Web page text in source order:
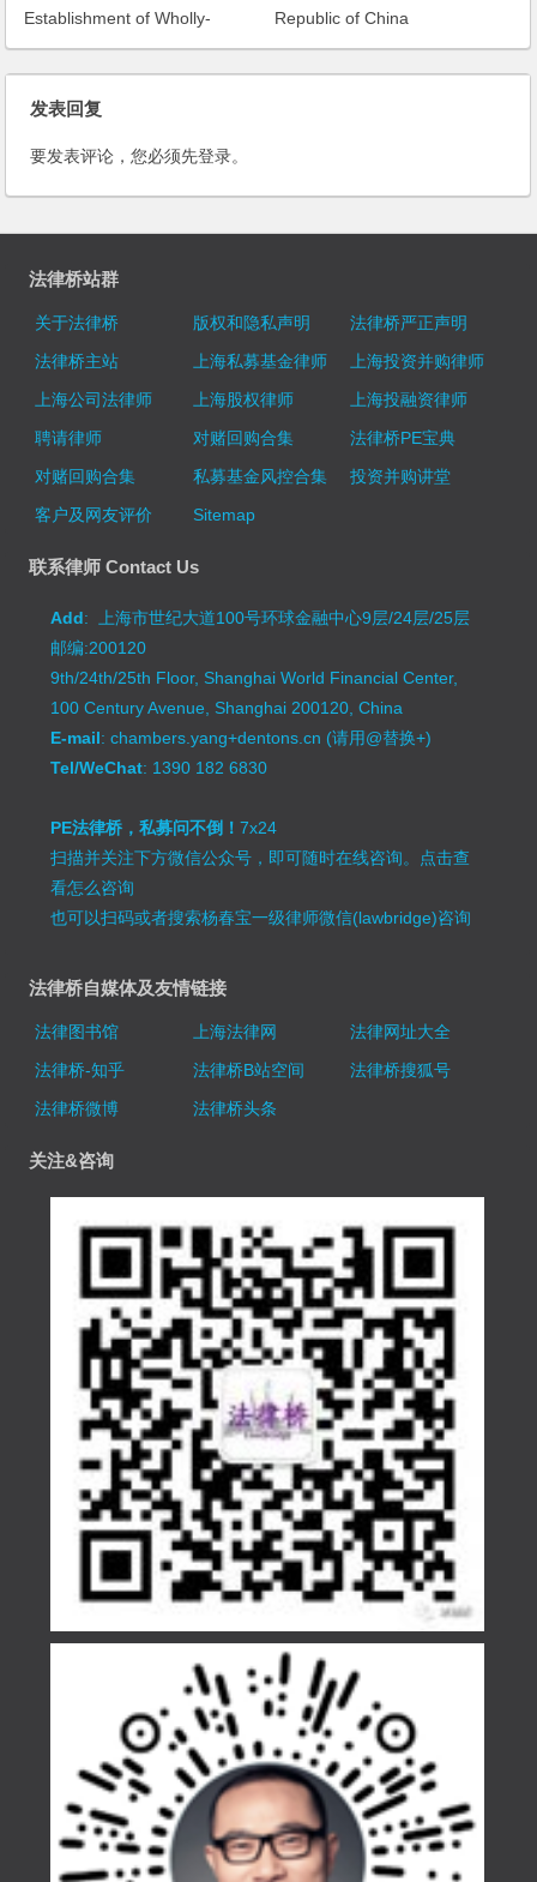
Establishment of Wholly-
Owned Foreign Enterprises
(WOFE)
Republic of China
发表回复
要发表评论，您必须先登录。
法律桥站群
关于法律桥 版权和隐私声明
法律桥严正声明
法律桥主站
上海私募基金律师
上海投资并购律师
上海公司法律师
上海股权律师
上海投融资律师
聘请律师
对赌回购合集
法律桥PE宝典
对赌回购合集
私募基金风控合集
投资并购讲堂
客户及网友评价
Sitemap
联系律师 Contact Us
Add: 上海市世纪大道100号环球金融中心9层/24层/25层
邮编:200120
9th/24th/25th Floor, Shanghai World Financial Center,
100 Century Avenue, Shanghai 200120, China
E-mail: chambers.yang+dentons.cn (请用@替换+)
Tel/WeChat: 1390 182 6830
PE法律桥，私募问不倒！7x24
扫描并关注下方微信公众号，即可随时在线咨询。 点击查
看怎么咨询
也可以扫码或者搜索杨春宝一级律师微信(lawbridge)咨询
法律桥自媒体及友情链接
法律图书馆 上海法律网
法律网址大全
法律桥-知乎
法律桥B站空间
法律桥搜狐号
法律桥微博
法律桥头条
关注&咨询